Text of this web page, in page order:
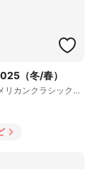
（冬/春）
防火帽（アメリカンクラシックタイプ）